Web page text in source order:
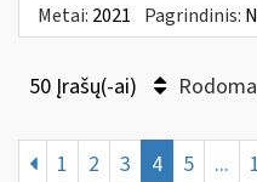
Metai: 2021 Pagrindinis:
50 Įrašų(-ai)
1 2 3 4 5 ...